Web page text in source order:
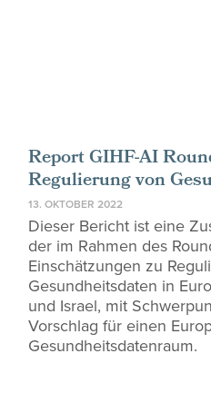
Report GIHF-AI
Regulierung von
13. OKTOBER 2022
Dieser Bericht ist eine
der im Rahmen des
Einschätzungen zu
Gesundheitsdaten in
und Israel, mit
Vorschlag für einen
Gesundheitsdatenraum.